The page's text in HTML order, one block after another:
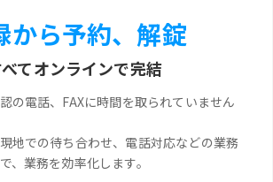
から予約、解錠
てオンラインで完結
の電話、FAXに時間を取られていません
地での待ち合わせ、電話対応などの業務
、業務を効率化します。